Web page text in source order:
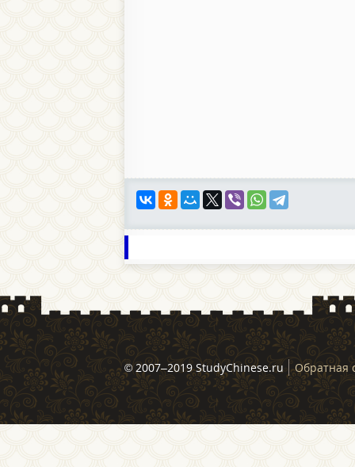
© 2007–2019 StudyChinese.ru Обратная